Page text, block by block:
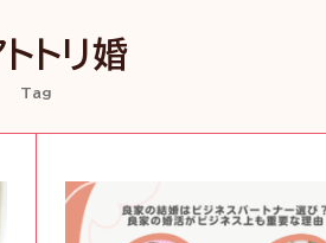
トリ婚
Tag